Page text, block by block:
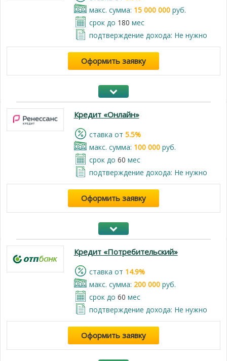
макс. сумма: 15 000 000руб.
срок до 180 мес
подтверждение дохода: Не нужно
Оформить заявку
Кредит «Онлайн»
cтавка от 5.5%
макс. сумма: 100 000руб.
срок до 60 мес
подтверждение дохода: Не нужно
Оформить заявку
Кредит «Потребительский»
cтавка от 14.9%
макс. сумма: 200 000руб.
срок до 60 мес
подтверждение дохода: Не нужно
Оформить заявку